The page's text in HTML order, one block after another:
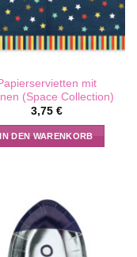
mit
(Space Collection)
3,75 €
IN DEN WARENKORB